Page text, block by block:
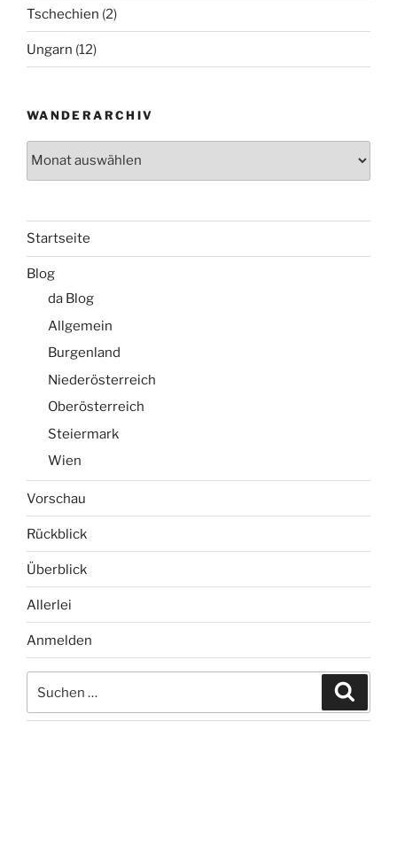
Tschechien (2)
Ungarn (12)
WANDERARCHIV
Startseite
Blog
da Blog
Allgemein
Burgenland
Niederösterreich
Oberösterreich
Steiermark
Wien
Vorschau
Rückblick
Überblick
Allerlei
Anmelden
nach: